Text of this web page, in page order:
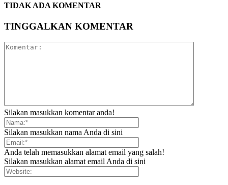
TIDAK ADA KOMENTAR
TINGGALKAN KOMENTAR
Silakan masukkan komentar anda!
Silakan masukkan nama Anda di sini
Anda telah memasukkan alamat email yang salah!
Silakan masukkan alamat email Anda di sini